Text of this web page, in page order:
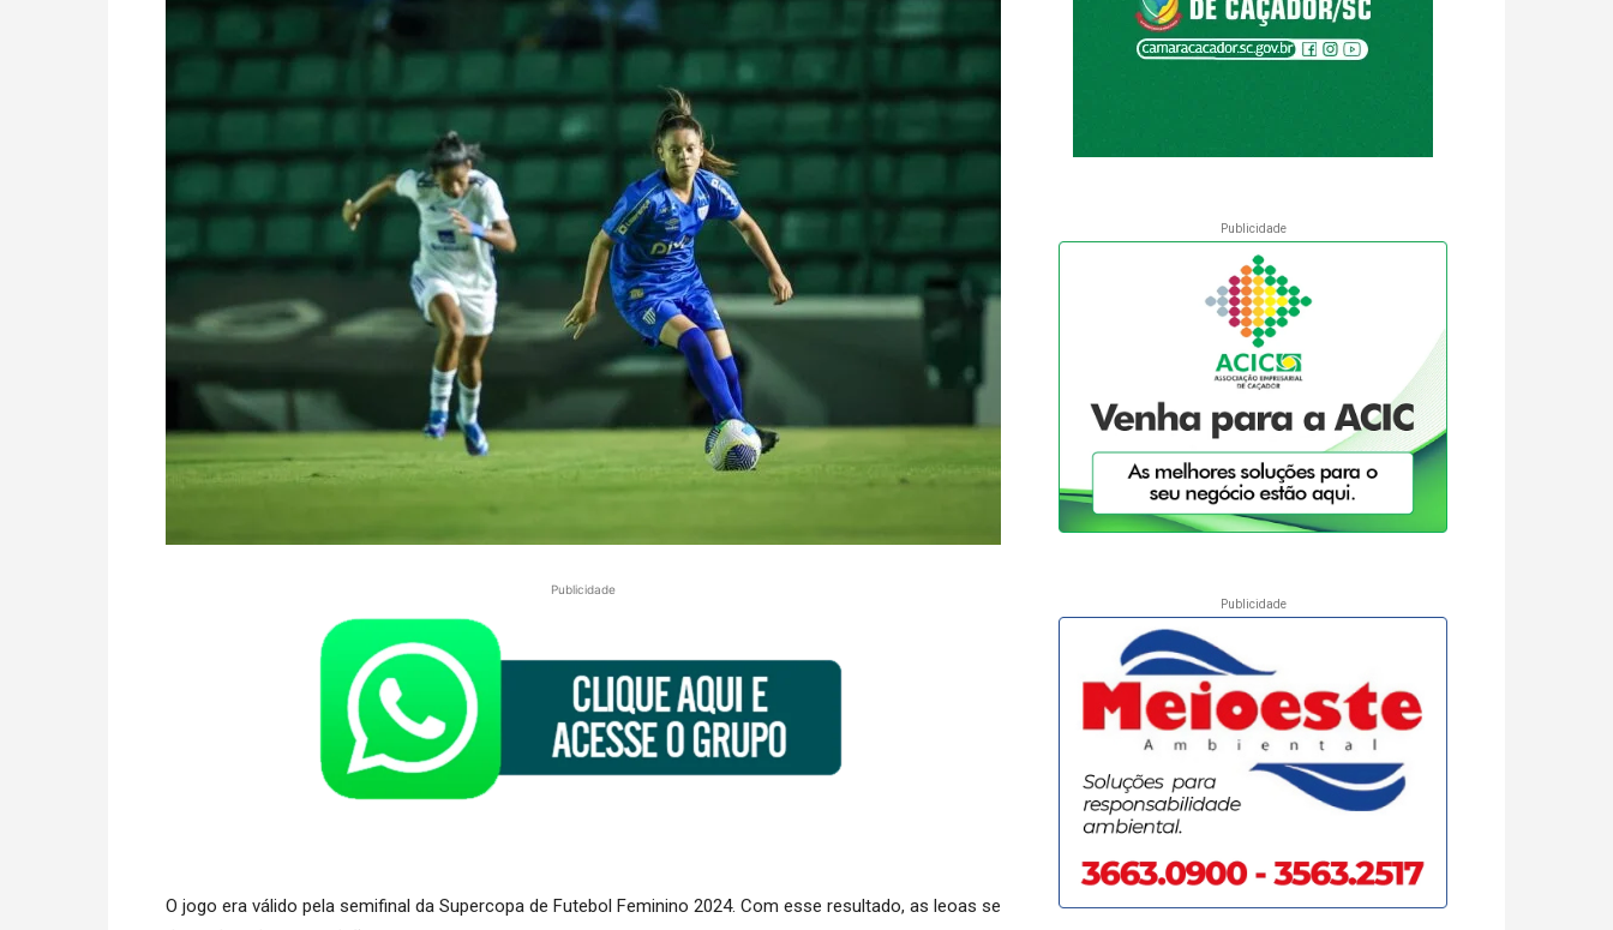
Publicidade
O jogo era válido pela semifinal da Supercopa de Futebol Feminino 2024. Com esse resultado, as leoas se
Publicidade
Publicidade